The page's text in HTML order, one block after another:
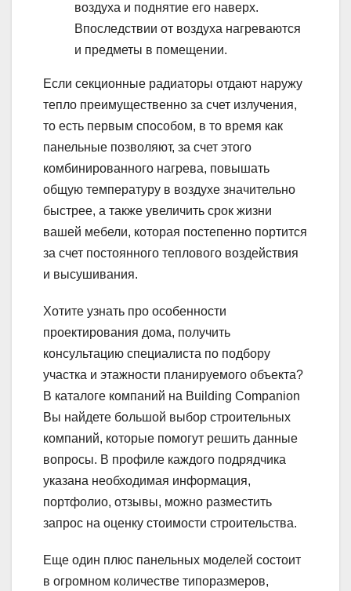
воздуха и поднятие его наверх.
Впоследствии от воздуха нагреваются
и предметы в помещении.
Если секционные радиаторы отдают наружу
тепло преимущественно за счет излучения,
то есть первым способом, в то время как
панельные позволяют, за счет этого
комбинированного нагрева, повышать
общую температуру в воздухе значительно
быстрее, а также увеличить срок жизни
вашей мебели, которая постепенно портится
за счет постоянного теплового воздействия
и высушивания.
Хотите узнать про особенности
проектирования дома, получить
консультацию специалиста по подбору
участка и этажности планируемого объекта?
В каталоге компаний на Building Companion
Вы найдете большой выбор строительных
компаний, которые помогут решить данные
вопросы. В профиле каждого подрядчика
указана необходимая информация,
портфолио, отзывы, можно разместить
запрос на оценку стоимости строительства.
Еще один плюс панельных моделей состоит
в огромном количестве типоразмеров,